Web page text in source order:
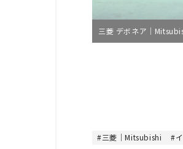
三菱 デボネア｜
8
.
三菱｜Mitsubishi